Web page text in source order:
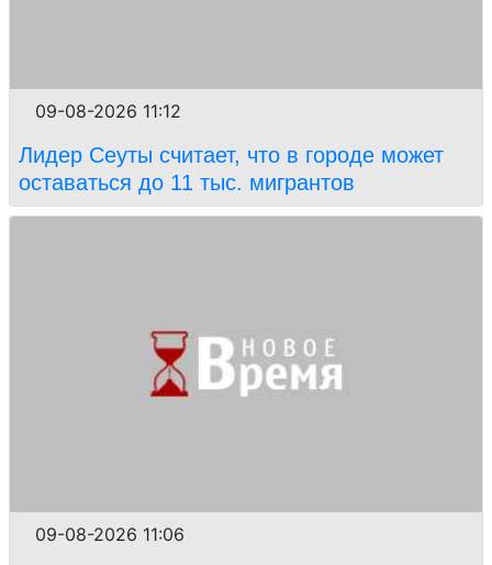
09-08-2026 11:12
Лидер Сеуты считает, что в городе может
оставаться до 11 тыс. мигрантов
09-08-2026 11:06